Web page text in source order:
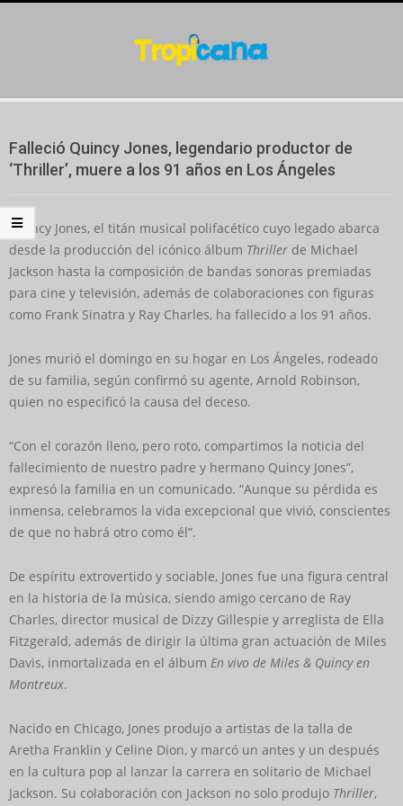
Menu
Falleció Quincy Jones, legendario productor de
‘Thriller’, muere a los 91 años en Los Ángeles
Quincy Jones, el titán musical polifacético cuyo legado abarca
desde la producción del icónico álbum Thriller de Michael
Jackson hasta la composición de bandas sonoras premiadas
para cine y televisión, además de colaboraciones con figuras
como Frank Sinatra y Ray Charles, ha fallecido a los 91 años.
Jones murió el domingo en su hogar en Los Ángeles, rodeado
de su familia, según confirmó su agente, Arnold Robinson,
quien no especificó la causa del deceso.
“Con el corazón lleno, pero roto, compartimos la noticia del
fallecimiento de nuestro padre y hermano Quincy Jones”,
expresó la familia en un comunicado. “Aunque su pérdida es
inmensa, celebramos la vida excepcional que vivió, conscientes
de que no habrá otro como él”.
De espíritu extrovertido y sociable, Jones fue una figura central
en la historia de la música, siendo amigo cercano de Ray
Charles, director musical de Dizzy Gillespie y arreglista de Ella
Fitzgerald, además de dirigir la última gran actuación de Miles
Davis, inmortalizada en el álbum En vivo de Miles & Quincy en
Montreux.
Nacido en Chicago, Jones produjo a artistas de la talla de
Aretha Franklin y Celine Dion, y marcó un antes y un después
en la cultura pop al lanzar la carrera en solitario de Michael
Jackson. Su colaboración con Jackson no solo produjo Thriller,